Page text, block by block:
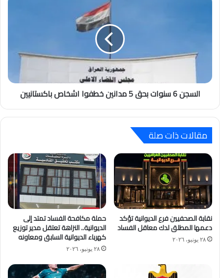
السجن 6 سنوات بحق 5 مدانين خطفوا اشخاص باكستانيين
مقالات ذات صلة
نقابة الصحفيين فرع الديوانية تؤكد
دعمها المطلق لدك معاقل الفساد
٢٨ يونيو، ٢٠٢٦
حملة مكافحة الفساد تمتد إلى
الديوانية.. النزاهة تعتقل مدير توزيع
كهرباء الديوانية السابق ومعاونه
٢٨ يونيو، ٢٠٢٦